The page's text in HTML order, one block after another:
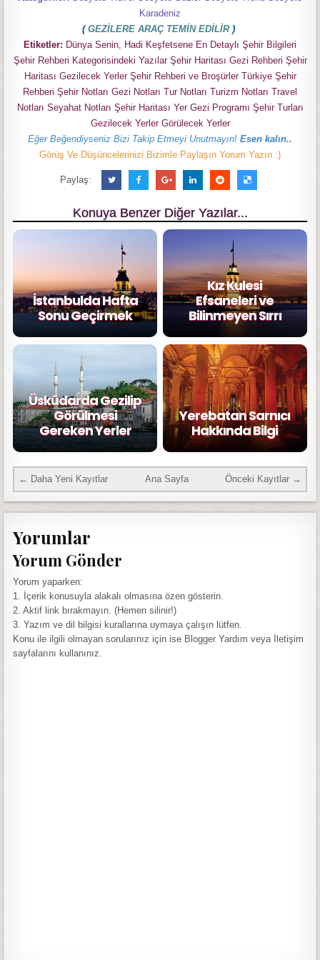
Karadeniz
(GEZİLERE ARAÇ TEMİN EDİLİR)
Etiketler: Dünya Senin, Hadi Keşfetsene En Detaylı Şehir Bilgileri
Şehir Rehberi Kategorisindeki Yazılar Şehir Haritası Gezi Rehberi Şehir
Haritası Gezilecek Yerler Şehir Rehberi ve Broşürler Türkiye Şehir
Rehberi Şehir Notları Gezi Notları Tur Notları Turizm Notları Travel
Notları Seyahat Notları Şehir Haritası Yer Gezi Programı Şehir Turları
Gezilecek Yerler Görülecek Yerler
Eğer Beğendiyseniz Bizi Takip Etmeyi Unutmayın! Esen kalın..
Görüş Ve Düşüncelerinizi Bizimle Paylaşın Yorum Yazın :)
Paylaş:
Konuya Benzer Diğer Yazılar...
İstanbulda Hafta
Sonu Geçirmek
Kız Kulesi
Efsaneleri ve
Bilinmeyen Sırrı
Üsküdarda Gezilip
Görülmesi
Gereken Yerler
Yerebatan Sarnıcı
Hakkında Bilgi
← Daha Yeni Kayıtlar Önceki Kayıtlar →
Ana Sayfa
Yorumlar
Yorum Gönder
Yorum yaparken:
1. İçerik konusuyla alakalı olmasına özen gösterin.
2. Aktif link bırakmayın. (Hemen silinir!)
3. Yazım ve dil bilgisi kurallarına uymaya çalışın lütfen.
Konu ile ilgili olmayan sorularınız için ise Blogger Yardım veya İletişim
sayfalarını kullanınız.